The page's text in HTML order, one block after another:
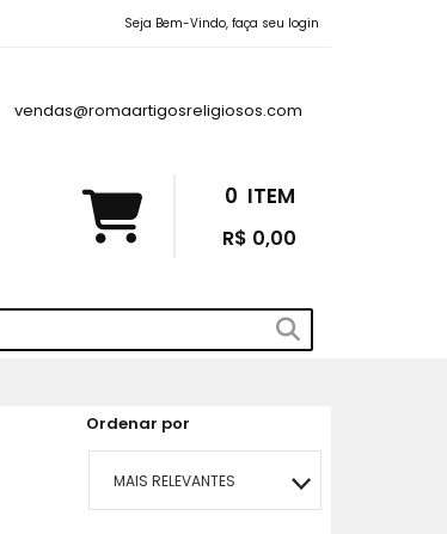
Seja Bem-Vindo, faça seu login
vendas@romaartigosreligiosos.com
0 ITEM
R$ 0,00
Ordenar por
MAIS RELEVANTES